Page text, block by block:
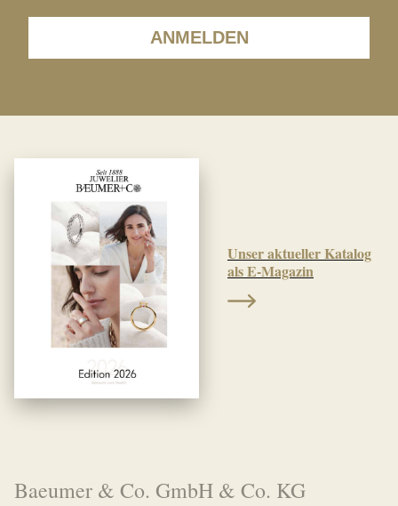
ANMELDEN
Unser aktueller Katalog
als E-Magazin
Baeumer & Co. GmbH & Co. KG